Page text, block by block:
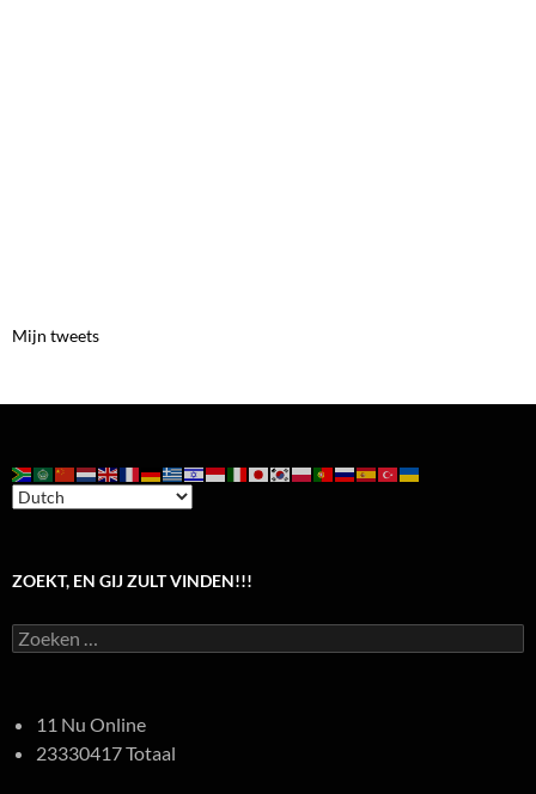
Mijn tweets
ZOEKT, EN GIJ ZULT VINDEN!!!
Zoeken
naar:
11 Nu Online
23330417 Totaal